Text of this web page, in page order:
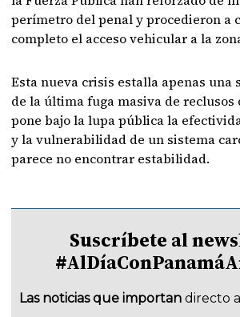
perímetro del penal y procedieron a
completo el acceso vehicular a la
Esta nueva crisis estalla apenas una
de la última fuga masiva de reclusos
pone bajo la lupa pública la
y la vulnerabilidad de un sistema
parece no encontrar estabilidad.
Suscríbete al
Las noticias que importan directo